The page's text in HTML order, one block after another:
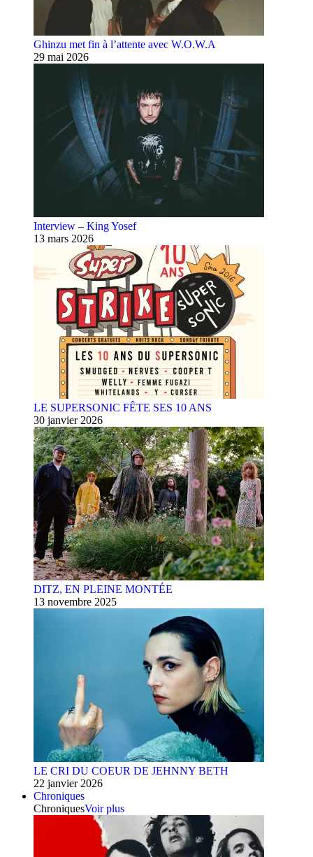
Ghinzu met fin à l’attente avec W.O.W.A
29 mai 2026
Interview – King Yosef
13 mars 2026
LE SUPERSONIC FÊTE SES 10 ANS
30 janvier 2026
DITZ, EN PLEINE MONTÉE
13 novembre 2025
LE CRI DU COEUR DE JEHNNY BETH
22 janvier 2026
Chroniques
ChroniquesVoir plus